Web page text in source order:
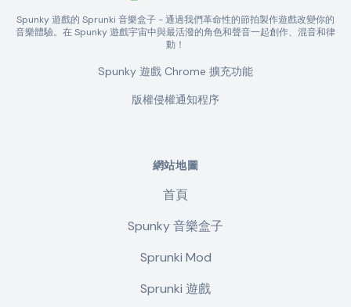
Spunky 遊戲的 Sprunki 音樂盒子 - 通過我們革命性的節拍製作遊戲改變你的
音樂體驗。在 Spunky 遊戲宇宙中與最活潑的角色和聲音一起創作、混音和律
動！
Spunky 遊戲 Chrome 擴充功能
版權侵權通知程序
網站地圖
首頁
Spunky 音樂盒子
Sprunki Mod
Sprunki 遊戲